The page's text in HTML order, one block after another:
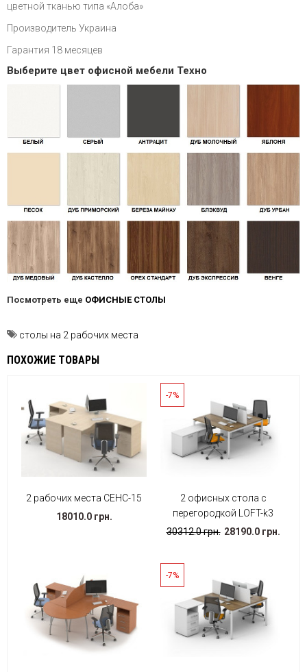
цветной тканью типа «Алоба»
Производитель Украина
Гарантия 18 месяцев
Выберите цвет офисной мебели Техно
Посмотреть еще ОФИСНЫЕ СТОЛЫ
столы на 2 рабочих места
ПОХОЖИЕ ТОВАРЫ
2 рабочих места СЕНС-15
18010.0 грн.
-7%
2 офисных стола с
перегородкой LOFT-k3
30312.0 грн. 28190.0 грн.
-7%